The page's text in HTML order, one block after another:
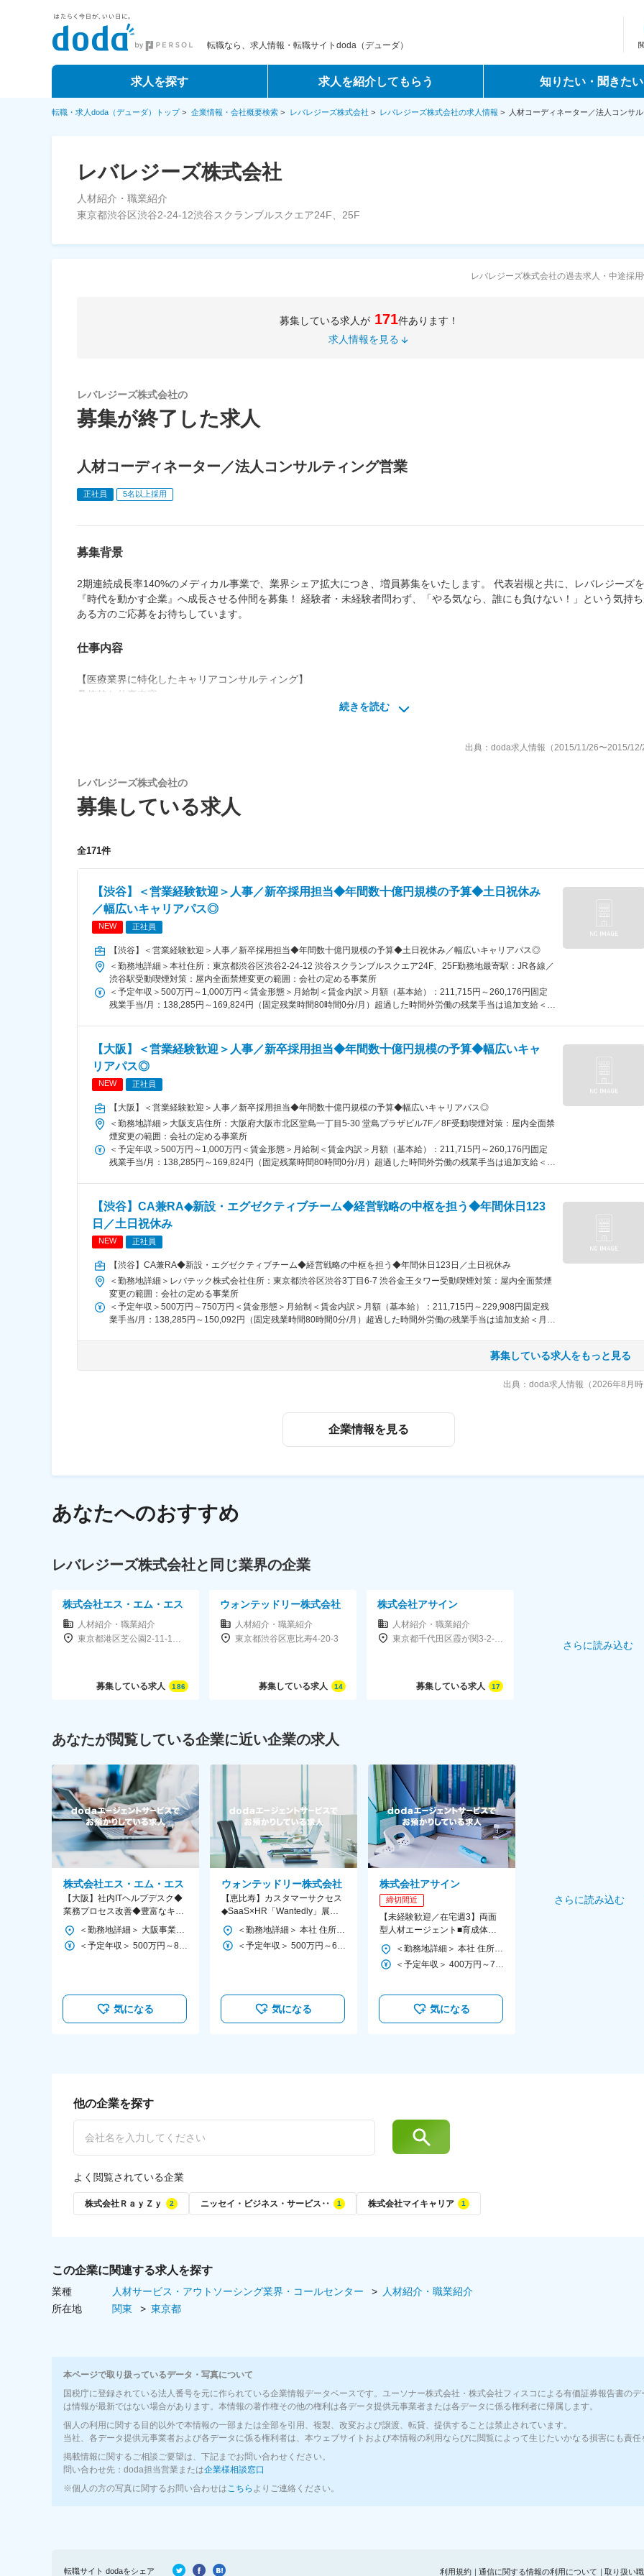
転職なら、求人情報・転職サイトdoda（デューダ）
求人を探す 求人を紹介してもらう 知りたい・聞きたい
転職・求人doda（デューダ）トップ> 企業情報・会社概要検索 > レバレジーズ株式会社 > レバレジーズ株式会社の求人情報 > 人材コーディネーター／法人コンサ
レバレジーズ株式会社
人材紹介・職業紹介
東京都渋谷区渋谷2-24-12渋谷スクランブルスクエア24F、25F
レバレジーズ株式会社の過去求人・中途採
募集している求人が171件あります！
求人情報を見る
レバレジーズ株式会社の
募集が終了した求人
人材コーディネーター／法人コンサルティング営業
正社員 5名以上採用
募集背景
2期連続成長率140%のメディカル事業で、業界シェア拡大につき、増員募集をいたします。 代表岩槻と共に、レバレジーズを
『時代を動かす企業』へ成長させる仲間を募集！ 経験者・未経験者問わず、「やる気なら、誰にも負けない！」という気持
ある方のご応募をお待ちしています。
仕事内容
【医療業界に特化したキャリアコンサルティング】
具体的な仕事内容
当社が運営する、看護師転職支援サービス「看護のお仕事」に登録された求職者様に、
■紹介先の病院へ訪問
■担当エリア内の新規開拓営業
面談する人数は月に20～30名が平均です。
未経験からでも、しっかり腰を据えて成長していける環境です。
【仕事スタイル】
案件を一人で追いかけるだけではなく、チーム体制で目標達成を目指します。
1チーム5～6名体制で、毎日2回のミーティングを行い、お互いをフォローしあいながら、
成長できる体制を整えています。
【1日の流れ】
(1)「看護のお仕事」に新規登録された求職者様へ電話やメールでご連絡
▽
(2)担当する求職者様へ紹介する病院の確認や、求職者様との面接同行、
また、紹介先病院を増やすため、取引のない病院にご連絡
(3)求職者様と希望の勤務地や勤務状況のご相談
(4)事務処理、退社
対象となる方
＜未経験歓迎・第二新卒歓迎＞35歳以下の方(若年層の長期キャリア形成の為)
・35歳未満(若年層の長期キャリア形成の為)
・未経験歓迎
・第二新卒歓迎
入社にあたって、営業・業界経験の有無は問いません。
【こんな方を歓迎します】
「社会に価値のある仕事をしたい」と思える方
医療業界という、日本において重要このうえない市場を共に活気づけられる方のご応募を歓迎します。
1週間の研修後、本配属となります
○本社／渋谷区渋谷2-21-1 渋谷ヒカリエ17F
○福岡支店／福岡市中央区天神1-2-12 天神122ビル10F
○立川支店／立川市曙町2-37-7 コアシティ立川ビル11F
○船橋支店／船橋市湊町2-1-2 Y.M.A.OFFICEビル2F
○広島支店／広島市中区橋本町10-6 広島NSビル5F
勤務時間
※遅くまで残業することはほとんどありません。20時～21時までにはほとんどの社員が退社しています。
雇用形態
正社員
※6ヶ月の試用期間を設けています。試用期間中の待遇に変更はありません。
給与
月給25万円以上
※別途、業績賞与があります。業績賞与は年2回（4月、11月）。
※業績賞与に関しては個人・部門・企業業績により変動可能性有。
■賞与
■昇給有：4半期ごと
■社員の年収例
待遇・福利厚生・各種制度
○業績賞与年2回（4月、11月）
○各種社会保険完備
○交通費全額支給
○資格取得支援制度（資格取得すれば費用を負担します）
○サークル活動
○社内イベント（七夕、ハロウィン、BBQ、お花見など）
○引越し割引（仲介手数料最大半額割）
休日・休暇
■完全週休2日制（土・日）、祝日
■夏季休暇
■年末年始休暇
■慶弔休暇
■特別休暇
■有給休暇
■育児休暇
■産前産後休暇
続きを読む
出典：doda求人情報（2015/11/26〜2015/12/
レバレジーズ株式会社の
募集している求人
全171件
【渋谷】＜営業経験歓迎＞人事／新卒採用担当◆年間数十億円規模の予算◆土日祝休み
／幅広いキャリアパス◎
NEW 正社員
【渋谷】＜営業経験歓迎＞人事／新卒採用担当◆年間数十億円規模の予算◆土日祝休み／幅広いキャリアパス◎
＜勤務地詳細＞本社住所：東京都渋谷区渋谷2-24-12 渋谷スクランブルスクエア24F、25F勤務地最寄駅：JR各線／
渋谷駅受動喫煙対策：屋内全面禁煙変更の範囲：会社の定める事業所
＜予定年収＞500万円～1,000万円＜賃金形態＞月給制＜賃金内訳＞月額（基本給）：211,715円～260,176円固定
残業手当/月：138,285円～169,824円（固定残業時間80時間0分/月）超過した時間外労働の残業手当は追加支給＜月
与を下回ることもあります※固定残業時間＝実残業時間ではありません■昇給昇格：年4回（入社3年目以降年2回）
賃金はあくまでも目安の金額であり、選考を通じて上下する可能性があります。月給(月額)は固定手当を含めた表記
です。
【大阪】＜営業経験歓迎＞人事／新卒採用担当◆年間数十億円規模の予算◆幅広いキャ
リアパス◎
NEW 正社員
【大阪】＜営業経験歓迎＞人事／新卒採用担当◆年間数十億円規模の予算◆幅広いキャリアパス◎
＜勤務地詳細＞大阪支店住所：大阪府大阪市北区堂島一丁目5-30 堂島プラザビル7F／8F受動喫煙対策：屋内全面禁
煙変更の範囲：会社の定める事業所
＜予定年収＞500万円～1,000万円＜賃金形態＞月給制＜賃金内訳＞月額（基本給）：211,715円～260,176円固定
残業手当/月：138,285円～169,824円（固定残業時間80時間0分/月）超過した時間外労働の残業手当は追加支給＜月
与を下回ることもあります※固定残業時間＝実残業時間ではありません■昇給昇格：年4回（入社3年目以降年2回）
賃金はあくまでも目安の金額であり、選考を通じて上下する可能性があります。月給(月額)は固定手当を含めた表記
です。
【渋谷】CA兼RA◆新設・エグゼクティブチーム◆経営戦略の中枢を担う◆年間休日123
日／土日祝休み
NEW 正社員
【渋谷】CA兼RA◆新設・エグゼクティブチーム◆経営戦略の中枢を担う◆年間休日123日／土日祝休み
＜勤務地詳細＞レバテック株式会社住所：東京都渋谷区渋谷3丁目6-7 渋谷金王タワー受動喫煙対策：屋内全面禁煙
変更の範囲：会社の定める事業所
＜予定年収＞500万円～750万円＜賃金形態＞月給制＜賃金内訳＞月額（基本給）：211,715円～229,908円固定残
業手当/月：138,285円～150,092円（固定残業時間80時間0分/月）超過した時間外労働の残業手当は追加支給＜月給
2回）賃金はあくまでも目安の金額であり、選考を通じて上下する可能性があります。月給(月額)は固定手当を含め
た表記です。
募集している求人をもっと見る
出典：doda求人情報（2026年8月時
企業情報を見る
あなたへのおすすめ
レバレジーズ株式会社と同じ業界の企業
株式会社エス・エム・エス
人材紹介・職業紹介
東京都港区芝公園2-11-1住友不動産芝公園タワー
募集している求人 186
ウォンテッドリー株式会社
人材紹介・職業紹介
東京都渋谷区恵比寿4-20-3
募集している求人 14
株式会社アサイン
人材紹介・職業紹介
東京都千代田区霞が関3-2-5霞が関ビルディング36F
募集している求人 17
さらに読み込む
あなたが閲覧している企業に近い企業の求人
株式会社エス・エム・エス
【大阪】社内ITヘルプデスク◆
業務プロセス改善◆豊富なキャ
リアパスあり◆東証プライム上
場_CP
＜勤務地詳細＞ 大阪事業所 住所：大阪府大阪市北区大淀中1-1-88 梅田スカイビル タワーイースト25F／26F／27F 勤務地最寄駅：各線／大阪・梅田駅 受動喫煙対策：屋内全面禁煙 変更の範囲：会社の定める事業所（リモートワーク含む）
＜予定年収＞ 500万円～810万円 ＜賃金形態＞ 月給制 ＜賃金内訳＞ 月額（基本給）：309,567円～501,525円 固定残業手当/月：107,100円～173,475円（固定残業時間45時間0分/月） 超過した時間外労働の残業手当は追加支給 ＜月給＞ 416,667円～675,000円（一律手当を含む） ＜昇給有無＞ 有 ＜残業手当＞ 有 ＜給与補足＞ ※給与詳細は経験・スキルを考慮し決定いたします ※年収は月給12か月分＋標準賞与額＋その他手当となります。 ■年2回の考課を行い、昇降給の可能性あり ■賞与支給は年2回（会社の業績、考課結果また在籍期間に基づく） ■スキルアップ手当別途支給：15万円（年1度、4月給与支払日の支給） 賃金はあくまでも目安の金額であり、選考を通じて上下する可能性があります。 月給(月額)は固定手当を含めた表記です。
気になる
ウォンテッドリー株式会社
【恵比寿】カスタマーサクセス
◆SaaS×HR「Wantedly」展開◆
在宅・フレックス可
＜勤務地詳細＞ 本社 住所：渋谷区恵比寿四丁目20番3号 恵比寿ガーデンプレイスタワー 5階 勤務地最寄駅：恵比寿駅 受動喫煙対策：屋内喫煙可能場所あり 変更の範囲：会社の定める事業所（リモートワーク含む）
＜予定年収＞ 500万円～650万円 ＜賃金形態＞ 月給制 ＜賃金内訳＞ 月額（基本給）：268,074円～333,975円 固定残業手当/月：94,245円～117,414円（固定残業時間45時間0分/月） 超過した時間外労働の残業手当は追加支給 ＜月給＞ 362,319円～451,389円（一律手当を含む） ＜昇給有無＞ 有 ＜残業手当＞ 有 ＜給与補足＞ ※経験、スキル、業績、貢献度に応じ当社規定により提示 ■昇給：年2回（会社の業績と個人の評価結果を元に決定） ■賞与：年2回 5月、11月に支給（会社の業績と個人の評価結果に連動） 上記、予定年収はみなし残業＋賞与2回を含んだ金額です。 賃金はあくまでも目安の金額であり、選考を通じて上下する可能性があります。 月給(月額)は固定手当を含めた表記です。
気になる
株式会社アサイン
締切間近
【未経験歓迎／在宅週3】両面
型人材エージェント■育成体制◎
｜社内兼業で様々なポジション
に挑戦
＜勤務地詳細＞ 本社 住所：東京都千代田区霞が関3-2-5 霞が関ビルディング 12F 勤務地最寄駅：東京メトロ銀座線／虎ノ門駅 受動喫煙対策：屋内全面禁煙 変更の範囲：会社の定める事業所（リモートワーク含む）
＜予定年収＞ 400万円～700万円 ＜賃金形態＞ 月給制 ＜賃金内訳＞ 月額（基本給）：212,765円～440,400円 固定残業手当/月：73,035円～142,600円（固定残業時間45時間0分/月） 超過した時間外労働の残業手当は追加支給 ＜月給＞ 285,800円～583,000円（一律手当を含む） ＜昇給有無＞ 有 ＜残業手当＞ 有 ＜給与補足＞ ■上記の想定年収には想定の賞与額が含まれております。 ■最低保証年収400万円 ※インセンティブは成果に応じて支給されます。 モデル年収: ・入社2年目：747万円 ・入社3年目：976万円 ・入社4年目：1,773万円 賃金はあくまでも目安の金額であり、選考を通じて上下する可能性があります。 月給(月額)は固定手当を含めた表記です。
気になる
さらに読み込む
他の企業を探す
よく閲覧されている企業
株式会社ＲａｙＺｙ ニッセイ・ビジネス・サービス‥ 株式会社マイキャリア
この企業に関連する求人を探す
業種 人材サービス・アウトソーシング業界・コールセンター
人材紹介・職業紹介
所在地
関東 東京都
本ページで取り扱っているデータ・写真について
国税庁に登録されている法人番号を元に作られている企業情報データベースです。ユーソナー株式会社・株式会社フィスコによる有価証券報告書の
は情報が最新ではない場合があります。本情報の著作権その他の権利は各データ提供元事業者または各データに係る権利者に帰属します。
個人の利用に関する目的以外で本情報の一部または全部を引用、複製、改変および譲渡、転貸、提供することは禁止されています。
当社、各データ提供元事業者および各データに係る権利者は、本ウェブサイトおよび本情報の利用ならびに閲覧によって生じたいかなる損害にも責任
掲載情報に関するご相談ご要望は、下記までお問い合わせください。
問い合わせ先：doda担当営業または企業様相談窓口
※個人の方の写真に関するお問い合わせはこちら よりご連絡ください。
転職サイト dodaをシェア 利用規約 ｜通信に関する情報の利用について ｜取り扱い